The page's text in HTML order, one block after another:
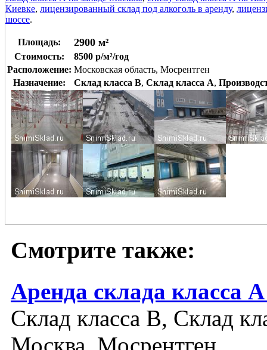
Киевке, лицензированный склад под алкоголь в аренду,
шоссе.
Площадь: 2900 м²
Стоимость:
8500 р/м²/год
Расположение: Московская область, Мосрентген
Назначение:
Склад класса B, Склад класса A,
Смотрите также:
Аренда склада класса
Склад класса B, Склад